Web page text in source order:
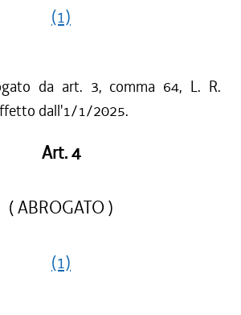
(1)
da art. 3, comma 64, L. R.
dall'1/1/2025.
Art. 4
( ABROGATO )
(1)